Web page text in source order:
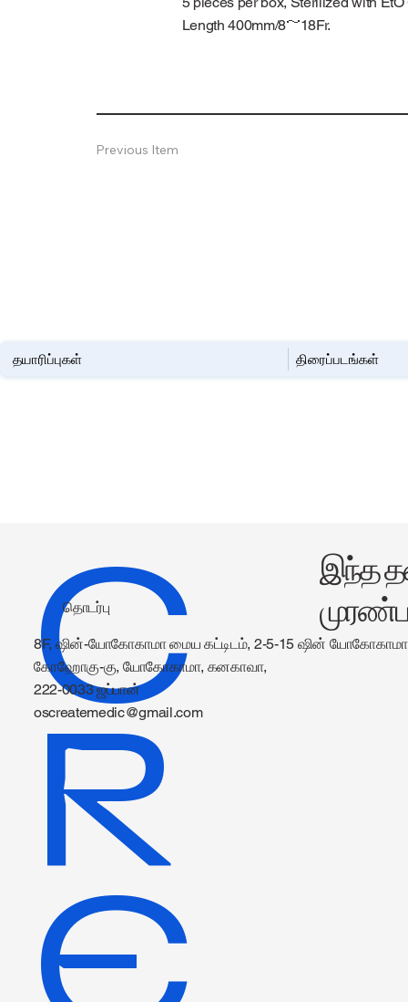
Length 400mm/8～18Fr.
Previous Item
தயாரிப்புகள் திரைப்படங்கள்
C
R
தொடர்பு
8F, ஷின்-யோகோகாமா மைய கட்டிடம், 2-5-15 ஷின்
கோஹோகு-கு, யோகோகாமா, கனகாவா,
222-0033 ஜப்பான்
oscreatemedic@gmail.com
இந்த